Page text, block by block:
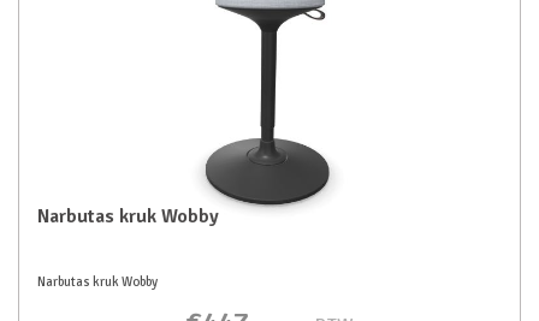
Narbutas kruk Wobby
Narbutas kruk Wobby